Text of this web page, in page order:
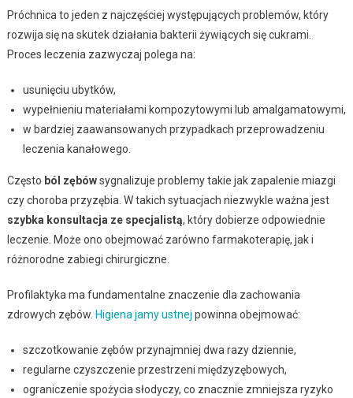
Próchnica to jeden z najczęściej występujących problemów, który
rozwija się na skutek działania bakterii żywiących się cukrami.
Proces leczenia zazwyczaj polega na:
usunięciu ubytków,
wypełnieniu materiałami kompozytowymi lub amalgamatowymi,
w bardziej zaawansowanych przypadkach przeprowadzeniu
leczenia kanałowego.
Często ból zębówsygnalizuje problemy takie jak zapalenie miazgi
czy choroba przyzębia. W takich sytuacjach niezwykle ważna jest
szybka konsultacja ze specjalistą, który dobierze odpowiednie
leczenie. Może ono obejmować zarówno farmakoterapię, jak i
różnorodne zabiegi chirurgiczne.
Profilaktyka ma fundamentalne znaczenie dla zachowania
zdrowych zębów. Higiena jamy ustnej powinna obejmować:
szczotkowanie zębów przynajmniej dwa razy dziennie,
regularne czyszczenie przestrzeni międzyzębowych,
ograniczenie spożycia słodyczy, co znacznie zmniejsza ryzyko